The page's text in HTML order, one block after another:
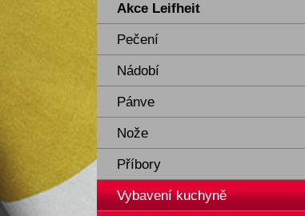
Akce Leifheit
Pečení
Nádobí
Pánve
Nože
Příbory
Vybavení kuchyně